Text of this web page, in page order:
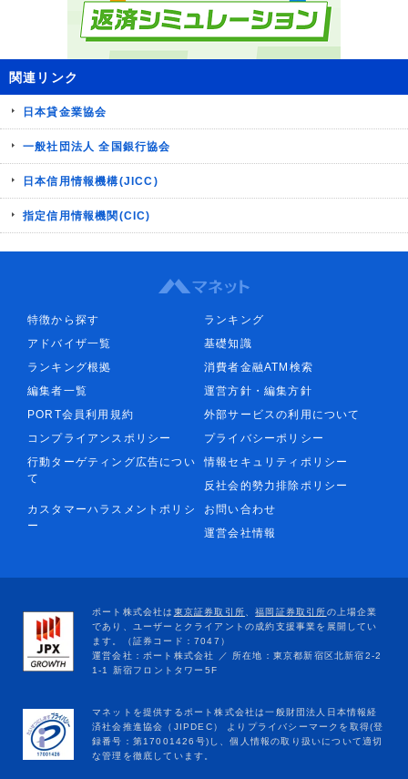
関連リンク
日本貸金業協会
一般社団法人 全国銀行協会
日本信用情報機構(JICC)
指定信用情報機関(CIC)
特徴から探す
ランキング
アドバイザ一覧
基礎知識
ランキング根拠
消費者金融ATM検索
編集者一覧
運営方針・編集方針
PORT会員利用規約
外部サービスの利用について
コンプライアンスポリシー
プライバシーポリシー
行動ターゲティング広告につい
て
情報セキュリティポリシー
反社会的勢力排除ポリシー
カスタマーハラスメントポリシ
ー
お問い合わせ
運営会社情報